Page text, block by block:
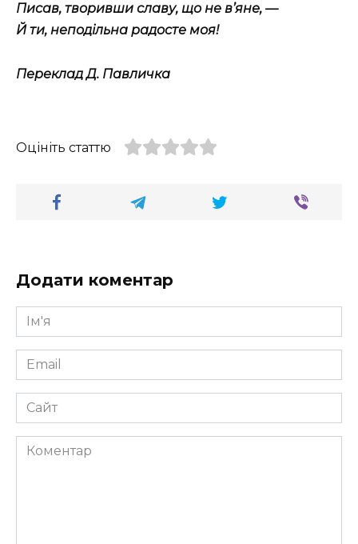
Писав, творивши славу, що не в’яне, —
Й ти, неподільна радосте моя!
Переклад Д. Павличка
Оцініть статтю
Додати коментар
Ім'я
*
Email
*
Сайт
Коментар